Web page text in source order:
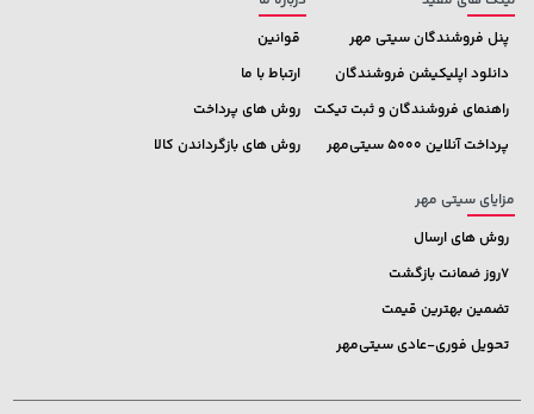
پنل فروشندگان سیتی مهر
دانلود اپلیکیشن فروشندگان
راهنمای فروشندگان و ثبت تیکت
پرداخت آنلاین 5000 سیتی‌مهر
قوانین
ارتباط با ما
روش های پرداخت
روش های بازگرداندن کالا
مزایای سیتی مهر
روش های ارسال
7روز ضمانت بازگشت
تضمین بهترین قیمت
تحویل فوری-عادی سیتی‌مهر